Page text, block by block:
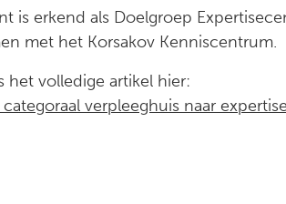
is erkend als Doelgroep
met het Korsakov Kenniscentrum.
het volledige artikel hier:
categoraal verpleeghuis naar